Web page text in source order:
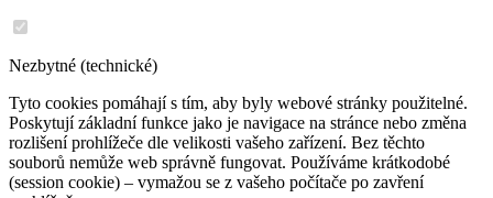
Nezbytné (technické)
Tyto cookies pomáhají s tím, aby byly webové stránky použitelné.
Poskytují základní funkce jako je navigace na stránce nebo změna
rozlišení prohlížeče dle velikosti vašeho zařízení. Bez těchto
souborů nemůže web správně fungovat. Používáme krátkodobé
(session cookie) – vymažou se z vašeho počítače po zavření